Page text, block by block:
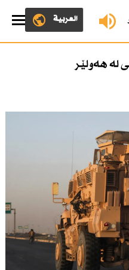
العربية
لە هەولێر